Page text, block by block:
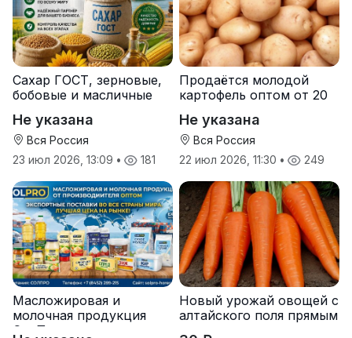
Сахар ГОСТ, зерновые,
бобовые и масличные
Не указана
Вся Россия
23 июл 2026, 13:09 • 181
Продаётся молодой
картофель оптом от 20
Не указана
Вся Россия
22 июл 2026, 11:30 • 249
Масложировая и
молочная продукция
СолПро — экспортные
Новый урожай овощей с
алтайского поля прямым